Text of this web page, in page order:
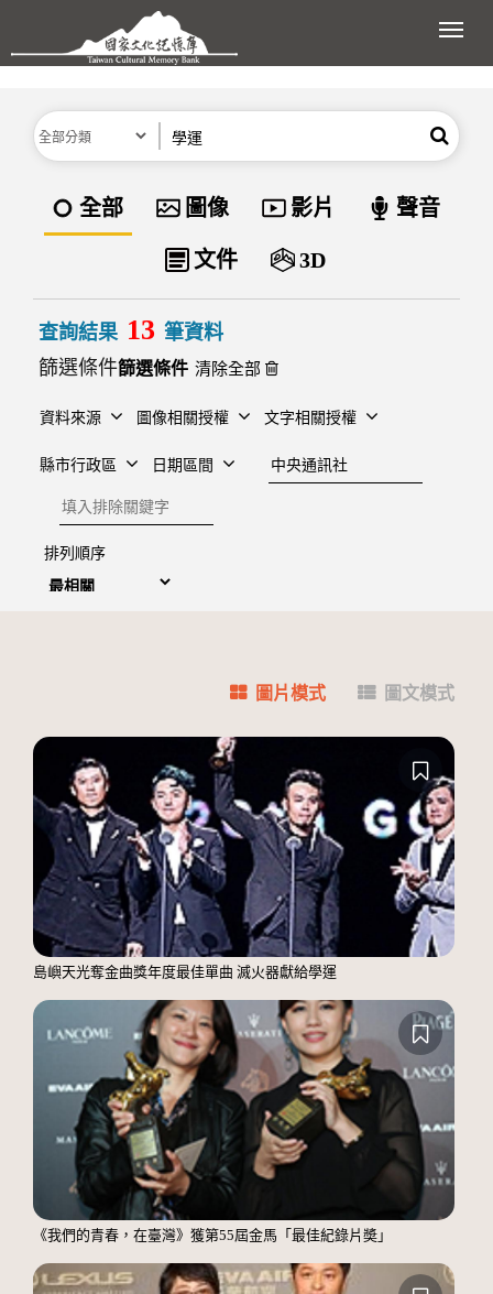
跳到主要內容區塊
展
分類 搜尋
資料類型
全部 圖像 影片 聲音
文件 3D
查詢結果 13 筆資料
篩選條件
清除全部
資料來源 圖像相關授權 文字相關授權
縣市行政區 日期區間
建檔單位
排除關鍵字
排列順序
圖片模式 圖文模式
島嶼天光奪金曲獎年度最佳單曲 滅火器獻給學運
《我們的青春，在臺灣》獲第55屆金馬「最佳紀錄片奬」